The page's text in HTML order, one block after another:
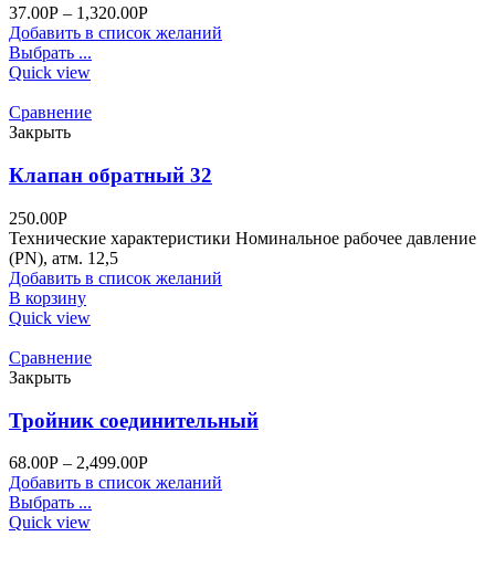
37.00Р – 1,320.00Р
Добавить в список желаний
Выбрать ...
Quick view
Сравнение
Закрыть
Клапан обратный 32
250.00Р
Технические характеристики Номинальное рабочее давление
(PN), атм. 12,5
Добавить в список желаний
В корзину
Quick view
Сравнение
Закрыть
Тройник соединительный
68.00Р – 2,499.00Р
Добавить в список желаний
Выбрать ...
Quick view